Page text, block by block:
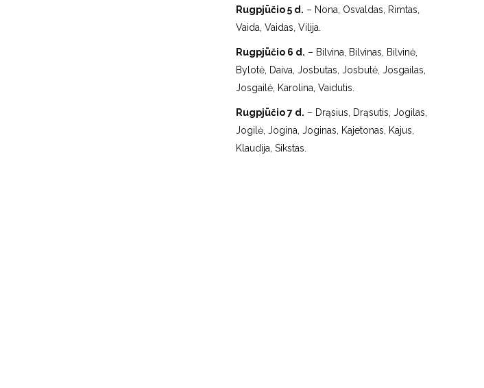
Rugpjūčio 5 d. – Nona, Osvaldas, Rimtas,
Vaida, Vaidas, Vilija.
Rugpjūčio 6 d. – Bilvina, Bilvinas, Bilvinė,
Bylotė, Daiva, Josbutas, Josbutė, Josgailas,
Josgailė, Karolina, Vaidutis.
Rugpjūčio 7 d. – Drąsius, Drąsutis, Jogilas,
Jogilė, Jogina, Joginas, Kajetonas, Kajus,
Klaudija, Sikstas.